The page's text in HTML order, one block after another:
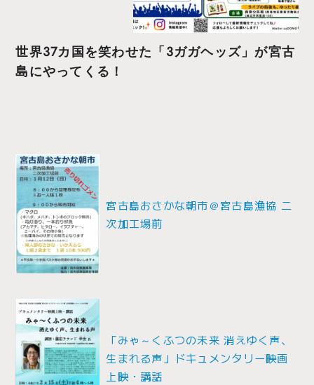
世界37カ国を笑わせた「3ガガヘッズ」が宮古
島にやってくる！
投
稿
ナ
ビ
ゲ
シ
ョ
ン
宮古島おさかな朝市＠宮古島漁協 二
次加工場前
「みゃ～くふつの未来 消えゆく声、
生まれる声」ドキュメンタリー映画
上映・講話